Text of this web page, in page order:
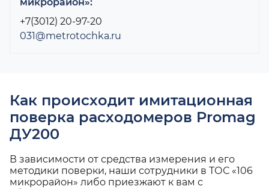
+7(3012) 20-97-20
031@metrotochka.ru
Как происходит имитационная
поверка расходомеров Promag
ДУ200
В зависимости от средства измерения и его
методики поверки, наши сотрудники в ТОС «106
микрорайон» либо приезжают к вам с